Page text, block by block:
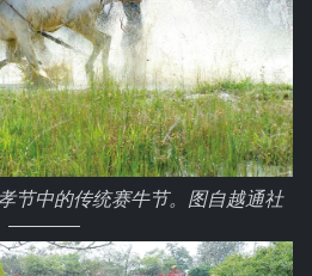
节中的传统赛牛节。图自越通社